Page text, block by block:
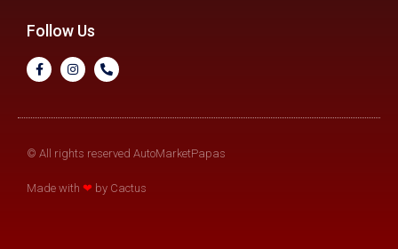
Follow Us
© All rights reserved AutoMarketPapas
Made with ❤ by Cactus​​